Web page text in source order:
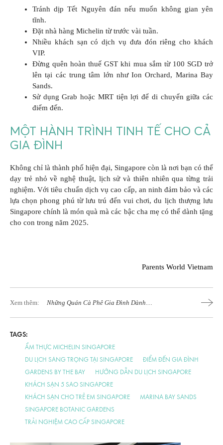
Tránh dịp Tết Nguyên đán nếu muốn không gian yên
tĩnh.
Đặt nhà hàng Michelin từ trước vài tuần.
Nhiều khách sạn có dịch vụ đưa đón riêng cho khách
VIP.
Đừng quên hoàn thuế GST khi mua sắm từ 100 SGD trở
lên tại các trung tâm lớn như Ion Orchard, Marina Bay
Sands.
Sử dụng Grab hoặc MRT tiện lợi để di chuyển giữa các
điểm đến.
MỘT HÀNH TRÌNH TINH TẾ CHO CẢ
GIA ĐÌNH
Không chỉ là thành phố hiện đại, Singapore còn là nơi bạn có thể
dạy trẻ nhỏ về nghệ thuật, lịch sử và thiên nhiên qua từng trải
nghiệm. Với tiêu chuẩn dịch vụ cao cấp, an ninh đảm bảo và các
lựa chọn phong phú từ lưu trú đến vui chơi, du lịch thượng lưu
Singapore chính là món quà mà các bậc cha mẹ có thể dành tặng
cho con trong năm 2025.
Parents World Vietnam
Xem thêm:
Những Quán Cà Phê Gia Đình Dành
TAGS:
ẨM THỰC MICHELIN SINGAPORE
DU LỊCH SANG TRỌNG TẠI SINGAPORE
ĐIỂM ĐẾN GIA ĐÌNH
GARDENS BY THE BAY
HƯỚNG DẪN DU LỊCH SINGAPORE
KHÁCH SẠN 5 SAO SINGAPORE
KHÁCH SẠN CHO TRẺ EM SINGAPORE
MARINA BAY SANDS
SINGAPORE BOTANIC GARDENS
TRẢI NGHIỆM CAO CẤP SINGAPORE